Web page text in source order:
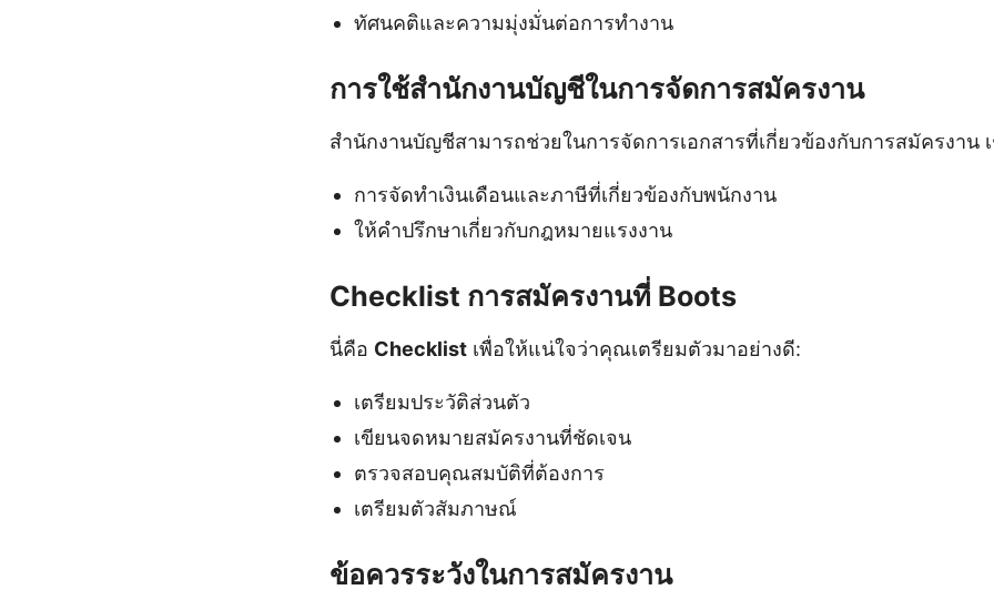
ทัศนคติและความมุ่งมั่นต่อการทำงาน
การใช้สำนักงานบัญชีในการจัดการสมัครงาน
สำนักงานบัญชีสามารถช่วยในการจัดการเอกสารที่เกี่ยวข้องกับการสมัครงาน
การจัดทำเงินเดือนและภาษีที่เกี่ยวข้องกับพนักงาน
ให้คำปรึกษาเกี่ยวกับกฎหมายแรงงาน
Checklist การสมัครงานที่ Boots
นี่คือ Checklist เพื่อให้แน่ใจว่าคุณเตรียมตัวมาอย่างดี:
เตรียมประวัติส่วนตัว
เขียนจดหมายสมัครงานที่ชัดเจน
ตรวจสอบคุณสมบัติที่ต้องการ
เตรียมตัวสัมภาษณ์
ข้อควรระวังในการสมัครงาน